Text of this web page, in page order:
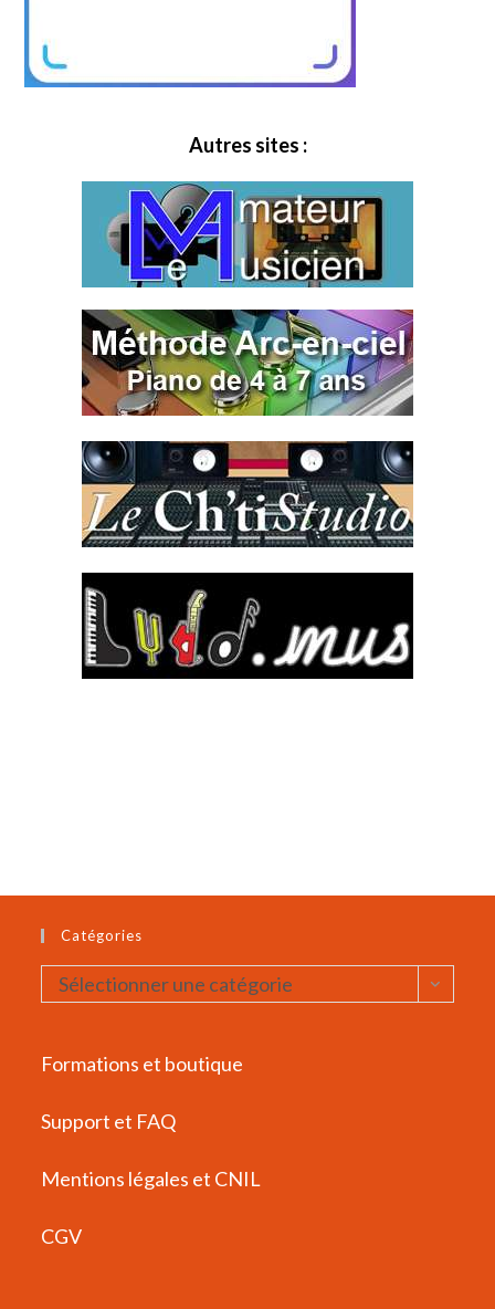
Autres sites :
Catégories
Catégories
Sélectionner une catégorie
Formations et boutique
Support et FAQ
Mentions légales et CNIL
CGV